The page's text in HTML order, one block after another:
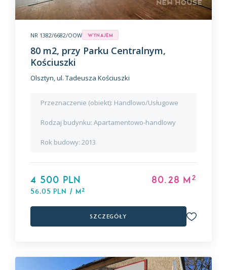
NR 1382/6682/OOW Wynajem
80 m2, przy Parku Centralnym,
Kościuszki
Olsztyn, ul. Tadeusza Kościuszki
Przeznaczenie (obiekt): Handlowo/Usługowe
Rodzaj budynku: Apartamentowo-handlowy
Rok budowy: 2013
4 500 PLN
56,05 PLN / m2
80.28 m 2
Szczegóły